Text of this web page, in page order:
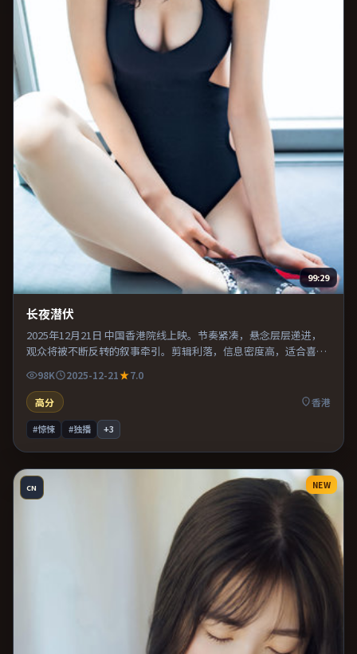
99:29
长夜潜伏
2025年12月21日 中国香港院线上映。节奏紧凑，悬念层层递进，
观众将被不断反转的叙事牵引。剪辑利落，信息密度高，适合喜欢
烧脑与推理的观众。推荐给偏爱群像戏与命运母题的影迷。
98K 2025-12-21
7.0
高分
香港
#惊悚 #独播 +3
CN NEW